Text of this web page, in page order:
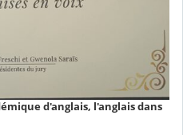
d'anglais, l'anglais dans